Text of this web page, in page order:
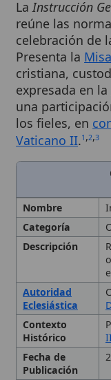
celebración de la
Presenta laMisa
cristiana,
expresada en la
una participación
los fieles, en
Vaticano II.1 ,2,3
Nombre
Descripción
el
Autoridad
Eclesiástica
Fecha de
Publicación
Importancia
Tema
Tipo